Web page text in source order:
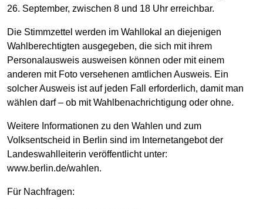
26. September, zwischen 8 und 18 Uhr erreichbar.
Die Stimmzettel werden im Wahllokal an diejenigen
Wahlberechtigten ausgegeben, die sich mit ihrem
Personalausweis ausweisen können oder mit einem
anderen mit Foto versehenen amtlichen Ausweis. Ein
solcher Ausweis ist auf jeden Fall erforderlich, damit man
wählen darf – ob mit Wahlbenachrichtigung oder ohne.
Weitere Informationen zu den Wahlen und zum
Volksentscheid in Berlin sind im Internetangebot der
Landeswahlleiterin veröffentlicht unter:
www.berlin.de/wahlen.
Für Nachfragen: